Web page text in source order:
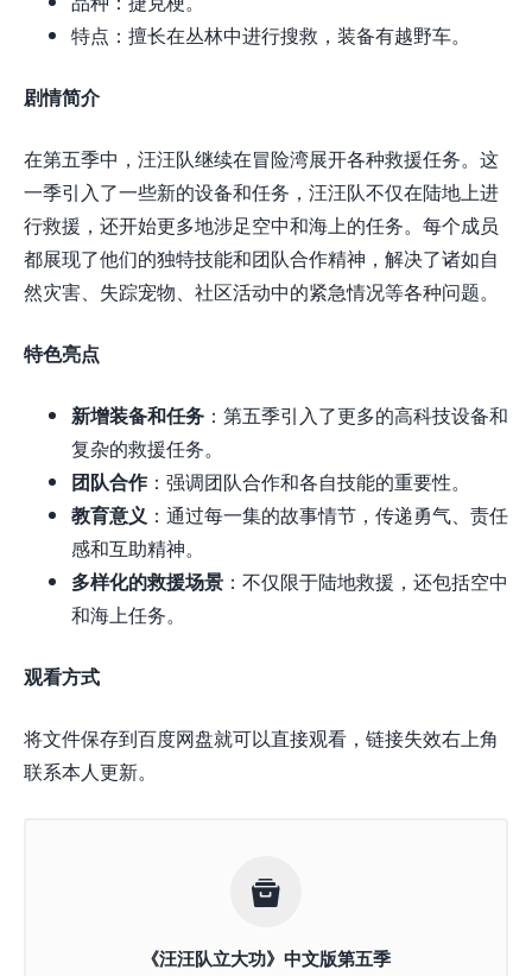
特点：擅长在丛林中进行搜救，装备有越野车。
剧情简介
在第五季中，汪汪队继续在冒险湾展开各种救援任务。这
一季引入了一些新的设备和任务，汪汪队不仅在陆地上进
行救援，还开始更多地涉足空中和海上的任务。每个成员
都展现了他们的独特技能和团队合作精神，解决了诸如自
然灾害、失踪宠物、社区活动中的紧急情况等各种问题。
特色亮点
新增装备和任务 ：第五季引入了更多的高科技设备和
复杂的救援任务。
团队合作：强调团队合作和各自技能的重要性。
教育意义 ：通过每一集的故事情节，传递勇气、责任
感和互助精神。
多样化的救援场景 ：不仅限于陆地救援，还包括空中
和海上任务。
观看方式
将文件保存到百度网盘就可以直接观看，链接失效右上角
联系本人更新。

《汪汪队立大功》中文版第五季